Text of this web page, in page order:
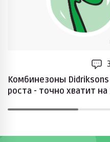
3
Комбинезоны
роста - точно хватит на